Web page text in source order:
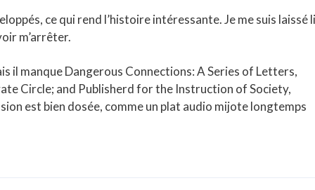
ce qui rend l’histoire intéressante. Je me suis laissé
m’arrêter.
il manque Dangerous Connections: A Series of Letters,
Circle; and Publisherd for the Instruction of Society,
est bien dosée, comme un plat audio mijote longtemps